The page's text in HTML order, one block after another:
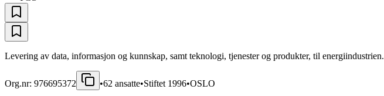
Levering av data, informasjon og kunnskap, samt teknologi, tjenester og produkter, til energiindustrien.
Org.nr: 976695372 •62 ansatte•Stiftet 1996•OSLO